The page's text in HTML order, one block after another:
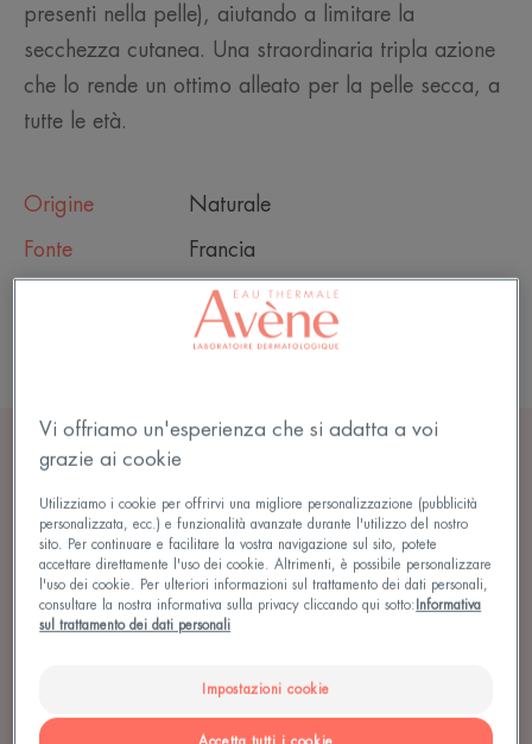
presenti nella pelle), aiutando a limitare la
secchezza cutanea. Una straordinaria tripla azione
che lo rende un ottimo alleato per la pelle secca, a
tutte le età.
Origine Naturale
Fonte Francia
Attivo brevettato*
Olio di cardo mariano di Eau Thermale Avène
Vi offriamo un'esperienza che si adatta a voi
grazie ai cookie
Utilizziamo i cookie per offrirvi una migliore personalizzazione (pubblicità
personalizzata, ecc.) e funzionalità avanzate durante l'utilizzo del nostro
sito. Per continuare e facilitare la vostra navigazione sul sito, potete
accettare direttamente l'uso dei cookie. Altrimenti, è possibile personalizzare
l'uso dei cookie. Per ulteriori informazioni sul trattamento dei dati personali,
consultare la nostra informativa sulla privacy cliccando qui sotto: Informativa
sul trattamento dei dati personali
Impostazioni cookie